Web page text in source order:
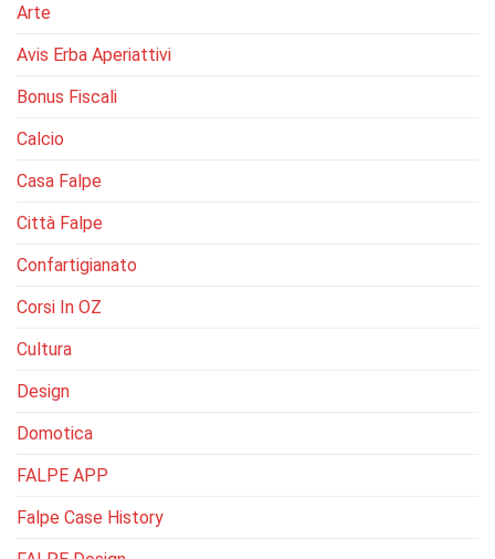
Arte
Avis Erba Aperiattivi
Bonus Fiscali
Calcio
Casa Falpe
Città Falpe
Confartigianato
Corsi In OZ
Cultura
Design
Domotica
FALPE APP
Falpe Case History